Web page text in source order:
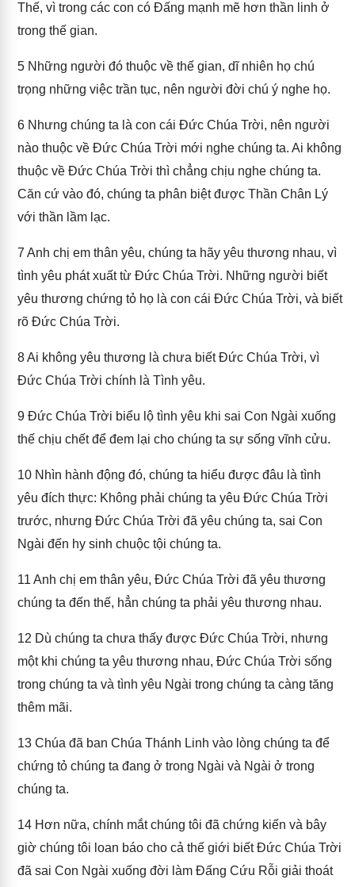
Thế, vì trong các con có Đấng mạnh mẽ hơn thần linh ở
trong thế gian.
5 Những người đó thuộc về thế gian, dĩ nhiên họ chú
trọng những việc trần tục, nên người đời chú ý nghe họ.
6 Nhưng chúng ta là con cái Đức Chúa Trời, nên người
nào thuộc về Đức Chúa Trời mới nghe chúng ta. Ai không
thuộc về Đức Chúa Trời thì chẳng chịu nghe chúng ta.
Căn cứ vào đó, chúng ta phân biệt được Thần Chân Lý
với thần lầm lạc.
7 Anh chị em thân yêu, chúng ta hãy yêu thương nhau, vì
tình yêu phát xuất từ Đức Chúa Trời. Những người biết
yêu thương chứng tỏ họ là con cái Đức Chúa Trời, và biết
rõ Đức Chúa Trời.
8Ai không yêu thương là chưa biết Đức Chúa Trời, vì
Đức Chúa Trời chính là Tình yêu.
9 Đức Chúa Trời biểu lộ tình yêu khi sai Con Ngài xuống
thế chịu chết để đem lại cho chúng ta sự sống vĩnh cửu.
10 Nhìn hành động đó, chúng ta hiểu được đâu là tình
yêu đích thực: Không phải chúng ta yêu Đức Chúa Trời
trước, nhưng Đức Chúa Trời đã yêu chúng ta, sai Con
Ngài đến hy sinh chuộc tội chúng ta.
11 Anh chị em thân yêu, Đức Chúa Trời đã yêu thương
chúng ta đến thế, hẳn chúng ta phải yêu thương nhau.
12 Dù chúng ta chưa thấy được Đức Chúa Trời, nhưng
một khi chúng ta yêu thương nhau, Đức Chúa Trời sống
trong chúng ta và tình yêu Ngài trong chúng ta càng tăng
thêm mãi.
13 Chúa đã ban Chúa Thánh Linh vào lòng chúng ta để
chứng tỏ chúng ta đang ở trong Ngài và Ngài ở trong
chúng ta.
14 Hơn nữa, chính mắt chúng tôi đã chứng kiến và bây
giờ chúng tôi loan báo cho cả thế giới biết Đức Chúa Trời
đã sai Con Ngài xuống đời làm Đấng Cứu Rỗi giải thoát